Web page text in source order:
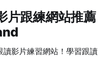
片跟練網站推薦
影片練習網站！學習跟讀